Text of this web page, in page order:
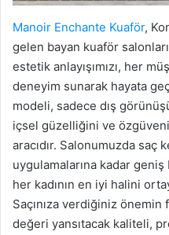
Manoir Enchante Kuaför,
gelen bayan kuaför
estetik anlayışımızı, her
deneyim sunarak hayata
modeli, sadece dış
içsel güzelliğini ve
aracıdır. Salonumuzda saç
uygulamalarına kadar
her kadının en iyi halini
Saçınıza verdiğiniz önemin
değeri yansıtacak kaliteli,